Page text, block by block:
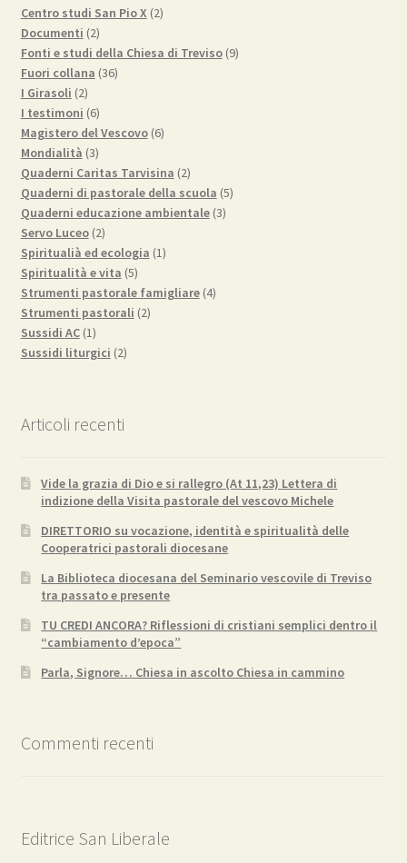
Centro studi San Pio X 22
Documenti 22
prodotti
Fonti e studi della Chiesa di Treviso 99
Fuori collana 3636
I Girasoli 22
prodotti
I testimoni 66
prodotti
Magistero del Vescovo 66
Mondialità 33
prodotti
Quaderni Caritas Tarvisina 22
prodotti
Quaderni di pastorale della scuola 55
Quaderni educazione ambientale 33
Servo Luceo 22
prodotti
Spiritualià ed ecologia 11
Spiritualità e vita 55
prodotti
Strumenti pastorale famigliare 44
Strumenti pastorali 22
Sussidi AC 11
prodotto
Sussidi liturgici 22
Articoli recenti
Vide la grazia di Dio e si rallegro (At 11,23) Lettera di
indizione della Visita pastorale del vescovo Michele
DIRETTORIO su vocazione, identità e spiritualità delle
Cooperatrici pastorali diocesane
La Biblioteca diocesana del Seminario vescovile di Treviso
tra passato e presente
TU CREDI ANCORA? Riflessioni di cristiani semplici dentro il
“cambiamento d’epoca”
Parla, Signore… Chiesa in ascolto Chiesa in cammino
Commenti recenti
Editrice San Liberale